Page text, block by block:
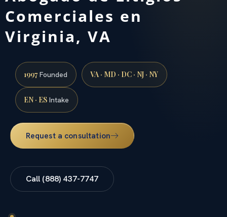
Comerciales en
Virginia, VA
1997Founded VA · MD · DC · NJ · NY
EN · ES Intake
Request a consultation
Call (888) 437-7747